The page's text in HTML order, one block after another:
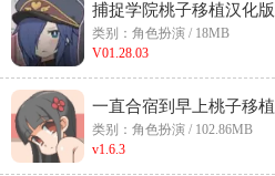
捕捉学院桃子移植汉化版
类别：角色扮演 / 18MB
V01.28.03
一直合宿到早上桃子移植
类别：角色扮演 / 102.86MB
v1.6.3